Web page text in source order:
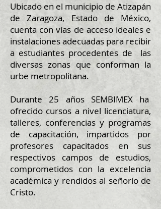
Ubicado en el municipio de Atizapán
de Zaragoza, Estado de México,
cuenta con vías de acceso ideales e
instalaciones adecuadas para recibir
a estudiantes procedentes de las
diversas zonas que conforman la
urbe metropolitana.
Durante 25 años SEMBIMEX ha
ofrecido cursos a nivel licenciatura,
talleres, conferencias y programas
de capacitación, impartidos por
profesores capacitados en sus
respectivos campos de estudios,
comprometidos con la excelencia
académica y rendidos al señorío de
Cristo.